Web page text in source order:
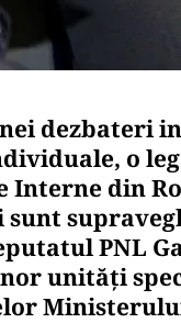
dezbateri
o
Interne din
sunt
PNL
unități